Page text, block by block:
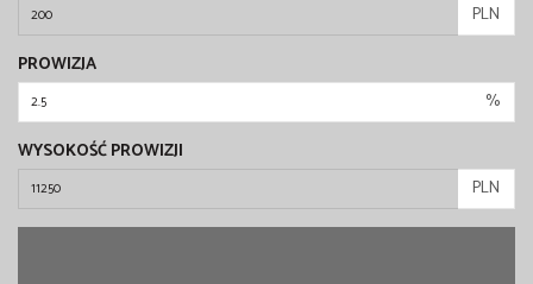
PLN
PROWIZJA
%
WYSOKOŚĆ PROWIZJI
PLN